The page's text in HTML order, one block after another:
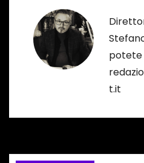
n
e
potete
t.it